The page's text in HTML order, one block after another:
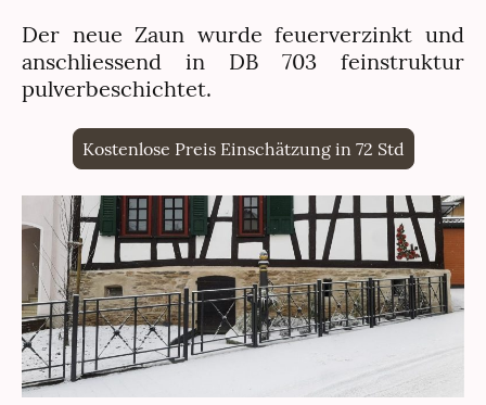
Der neue Zaun wurde feuerverzinkt und
anschliessend in DB 703 feinstruktur
pulverbeschichtet.
Kostenlose Preis Einschätzung in 72 Std